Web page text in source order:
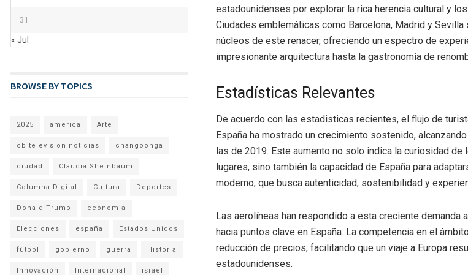
estadounidenses por explorar la rica herencia cultural y
Ciudades emblemáticas como Barcelona, Madrid y
núcleos de este renacer, ofreciendo un espectro de
impresionante arquitectura hasta la gastronomía de
Estadísticas Relevantes
De acuerdo con las estadisticas recientes, el flujo de
España ha mostrado un crecimiento sostenido,
las de 2019. Este aumento no solo indica la curiosidad
lugares, sino también la capacidad de España para
moderno, que busca autenticidad, sostenibilidad y
Las aerolíneas han respondido a esta creciente demanda
hacia puntos clave en España. La competencia en el
reducción de precios, facilitando que un viaje a Europa
estadounidenses.
31
« Jul
BROWSE BY TOPICS
2025 america Arte
cb television noticias changoonga
ciudad Claudia Sheinbaum
Columna Digital Cultura Deportes
Donald Trump economia
Elecciones españa Estados Unidos
fútbol gobierno guerra Historia
Innovación Internacional israel